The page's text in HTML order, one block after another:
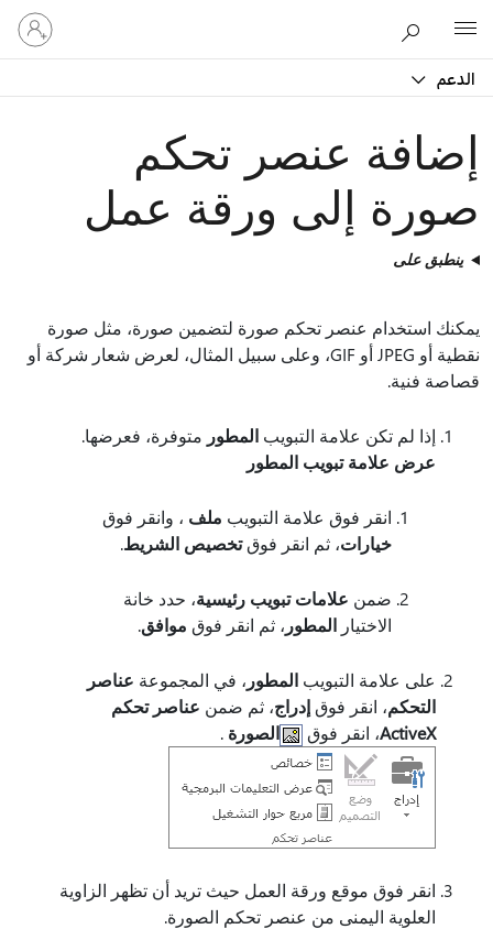
الدعم
تسجيل
الدخول
إلى
إضافة عنصر تحكم
صورة إلى ورقة عمل
ينطبق على
يمكنك استخدام عنصر تحكم صورة لتضمين صورة، مثل صورة
نقطية أو JPEG أو GIF، وعلى سبيل المثال، لعرض شعار شركة أو
قصاصة فنية.
إذا لم تكن علامة التبويب المطور متوفرة، فعرضها.
عرض علامة تبويب المطور
انقر فوق علامة التبويب ملف ، وانقر فوق
خيارات، ثم انقر فوقتخصيص الشريط.
ضمن علامات تبويب رئيسية، حدد خانة
الاختيار المطور ، ثم انقر فوق موافق.
على علامة التبويب المطور ، في المجموعة عناصر
التحكم، انقر فوق إدراج، ثم ضمن عناصر تحكم
ActiveX، انقر فوق الصورة .
انقر فوق موقع ورقة العمل حيث تريد أن تظهر الزاوية
العلوية اليمنى من عنصر تحكم الصورة.